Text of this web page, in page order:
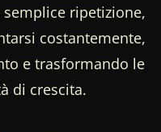
ripetizione,
costantemente,
e trasformando le
di crescita.